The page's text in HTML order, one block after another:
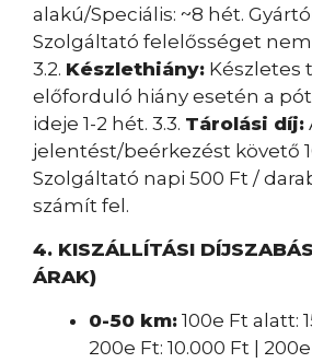
alakú/Speciális: ~8 hét.
Szolgáltató felelősséget nem
3.2. Készlethiány: Készletes
előforduló hiány esetén a
ideje 1-2 hét. 3.3. Tárolási díj:
jelentést/beérkezést követő
Szolgáltató napi 500 Ft /
számít fel.
4. KISZÁLLÍTÁSI
ÁRAK)
0-50 km: 100e Ft alatt:
200e Ft: 10.000 Ft |